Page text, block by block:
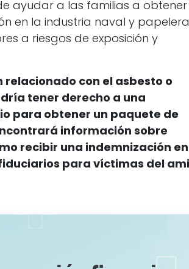
ayudar a las familias a obtener
en la industria naval y
a riesgos de exposición y
relacionado con el asbesto o
tener derecho a una
para obtener un paquete de
información sobre
recibir una indemnización en
para víctimas del